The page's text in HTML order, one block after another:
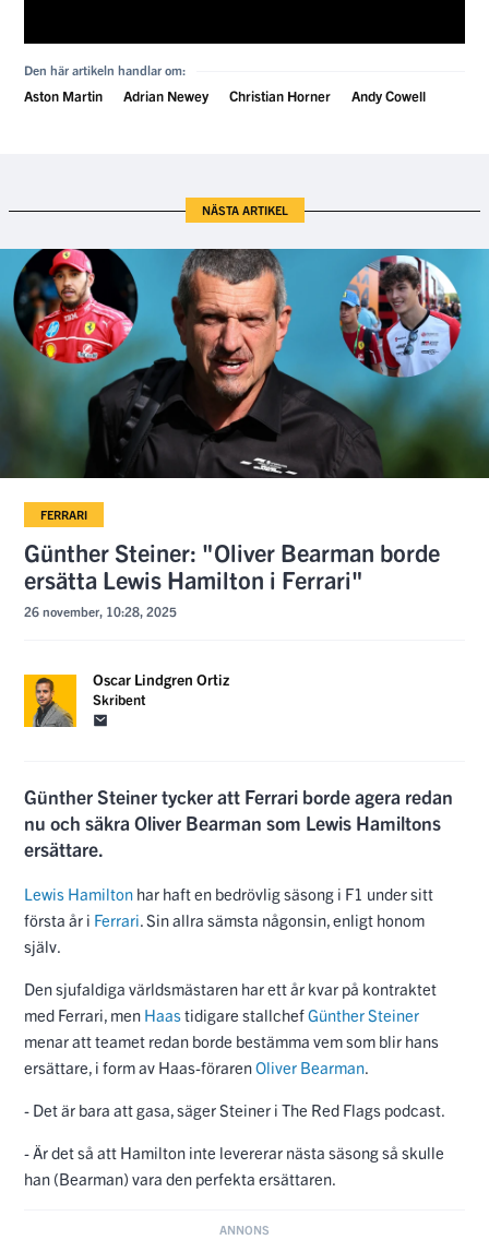
Den här artikeln handlar om:
Aston Martin Adrian Newey Christian Horner Andy Cowell
NÄSTA ARTIKEL
FERRARI
Günther Steiner: "Oliver Bearman borde
ersätta Lewis Hamilton i Ferrari"
26 november, 10:28, 2025
Oscar Lindgren Ortiz
Skribent
Günther Steiner tycker att Ferrari borde agera redan
nu och säkra Oliver Bearman som Lewis Hamiltons
ersättare.
Lewis Hamilton har haft en bedrövlig säsong i F1 under sitt
första år i Ferrari. Sin allra sämsta någonsin, enligt honom
själv.
Den sjufaldiga världsmästaren har ett år kvar på kontraktet
med Ferrari, men Haastidigare stallchefGünther Steiner
menar att teamet redan borde bestämma vem som blir hans
ersättare, i form av Haas-förarenOliver Bearman.
- Det är bara att gasa, säger Steiner i The Red Flags podcast.
- Är det så att Hamilton inte levererar nästa säsong så skulle
han (Bearman) vara den perfekta ersättaren.